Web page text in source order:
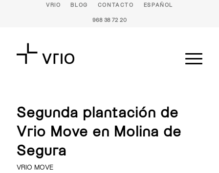
VRIO BLOG CONTACTO ESPAÑOL
968 38 72 20
Segunda plantación de
Vrio Move en Molina de
Segura
VRIO MOVE